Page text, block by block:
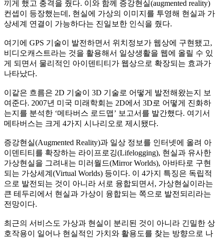
끼게 했고 충격을 줬다. 이와 함께 증강현실(augmented reality)
컨셉이 등장했는데 , 현실에 가상의 이미지를 투영해 현실과 가
상세계 연결이 가능하다는 진일보한 인식을 줬다.
여기에 GPS 기술이 발전하면서 위치정보가 웹상에 구현됐고,
비디오캐스트라는 것을 활용해서 일상생활을 웹에 올릴 수 있
게 되면서 물리적인 아이덴티티가 웹상으로 확장되는 효과가
나타났다.
이같은 흐름은 2D 기술이 3D 기술로 어떻게 발전해왔는지 보
여준다. 2007년 미국 미래학회는 2D에서 3D로 어떻게 진화하
는지를 분석한 ‘메타버스 로드맵’ 보고서를 발간했다. 여기서
메타버스는 크게 4가지 시나리오로 제시됐다.
증강현실(Augmented Reality)과 일상 정보를 인터넷에 올려 아
이덴티티를 확장하는 라이프로깅(Lifelogging), 현실과 유사한
가상현실을 그려내는 미러월드(Mirror Worlds), 아바타로 구현
되는 가상세계 (Virtual Worlds) 등이다. 이 4가지 특징은 독립적
으로 발전되는 것이 아니라 서로 융합되면서 , 가상현실이라는
큰 테두리에서 현실과 가상이 융합되는 쪽으로 발전되리라는
전망이다.
최근의 서비스도 가상과 현실이 분리된 것이 아니라 긴밀한 상
호작용이 일어나 현실적인 가치와 활용도를 찾는 방향으로 나